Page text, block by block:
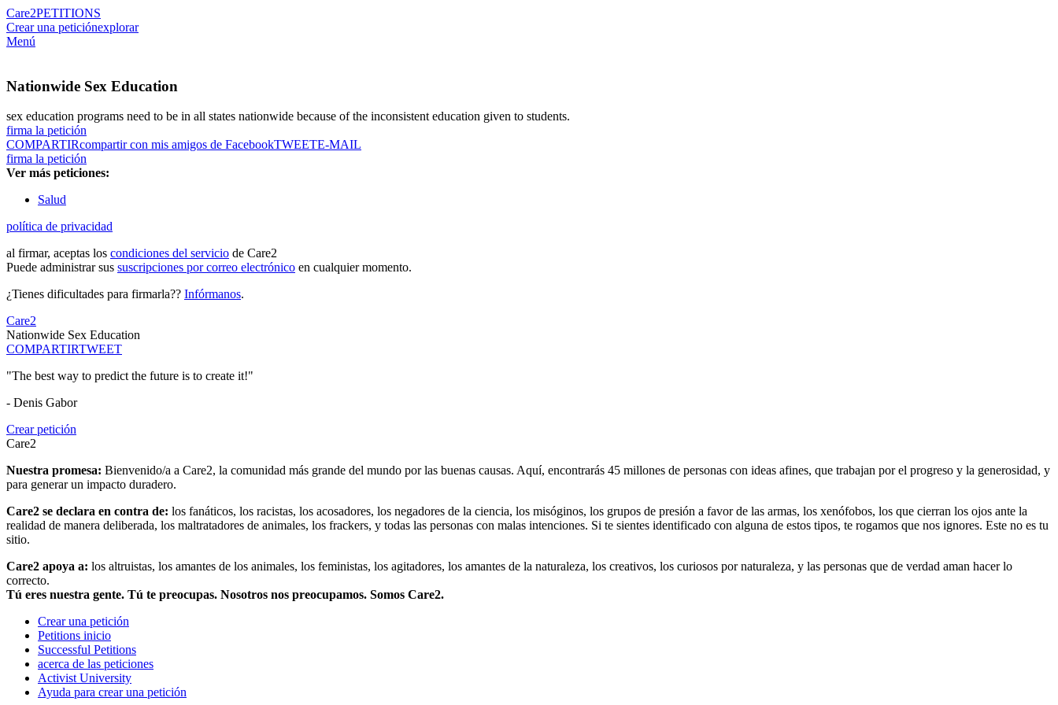
Care2PETITIONS
Crear una peticiónexplorar
Menú
Nationwide Sex Education
sex education programs need to be in all states nationwide because of the inconsistent education given to students.
firma la petición
COMPARTIRcompartir con mis amigos de FacebookTWEETE-MAIL
firma la petición
Ver más peticiones:
Salud
política de privacidad
al firmar, aceptas los condiciones del servicio de Care2
Puede administrar sus suscripciones por correo electrónico en cualquier momento.
¿Tienes dificultades para firmarla?? Infórmanos.
Care2
Nationwide Sex Education
COMPARTIRTWEET
"The best way to predict the future is to create it!"
- Denis Gabor
Crear petición
Care2
Nuestra promesa: Bienvenido/a a Care2, la comunidad más grande del mundo por las buenas causas. Aquí, encontrarás 45 millones de personas con ideas afines, que trabajan por el progreso y la generosidad, y
para generar un impacto duradero.
Care2 se declara en contra de: los fanáticos, los racistas, los acosadores, los negadores de la ciencia, los misóginos, los grupos de presión a favor de las armas, los xenófobos, los que cierran los ojos ante la
realidad de manera deliberada, los maltratadores de animales, los frackers, y todas las personas con malas intenciones. Si te sientes identificado con alguna de estos tipos, te rogamos que nos ignores. Este no es tu
sitio.
Care2 apoya a: los altruistas, los amantes de los animales, los feministas, los agitadores, los amantes de la naturaleza, los creativos, los curiosos por naturaleza, y las personas que de verdad aman hacer lo
correcto.
Tú eres nuestra gente. Tú te preocupas. Nosotros nos preocupamos. Somos Care2.
Crear una petición
Petitions inicio
Successful Petitions
acerca de las peticiones
Activist University
Ayuda para crear una petición